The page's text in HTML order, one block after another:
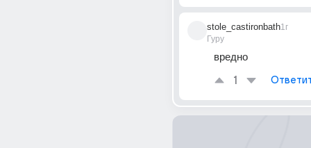
stole_castironbath
Гуру
1г
вредно
1